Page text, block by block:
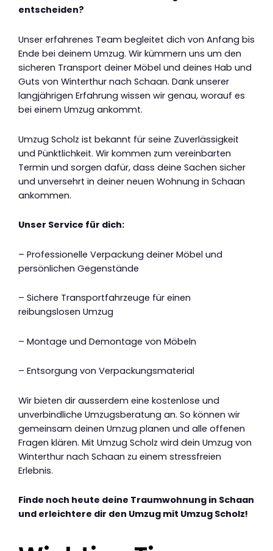
entscheiden?
Unser erfahrenes Team begleitet dich von Anfang bis
Ende bei deinem Umzug. Wir kümmern uns um den
sicheren Transport deiner Möbel und deines Hab und
Guts von Winterthur nach Schaan. Dank unserer
langjährigen Erfahrung wissen wir genau, worauf es
bei einem Umzug ankommt.
Umzug Scholz ist bekannt für seine Zuverlässigkeit
und Pünktlichkeit. Wir kommen zum vereinbarten
Termin und sorgen dafür, dass deine Sachen sicher
und unversehrt in deiner neuen Wohnung in Schaan
ankommen.
Unser Service für dich:
– Professionelle Verpackung deiner Möbel und
persönlichen Gegenstände
– Sichere Transportfahrzeuge für einen
reibungslosen Umzug
– Montage und Demontage von Möbeln
– Entsorgung von Verpackungsmaterial
Wir bieten dir ausserdem eine kostenlose und
unverbindliche Umzugsberatung an. So können wir
gemeinsam deinen Umzug planen und alle offenen
Fragen klären. Mit Umzug Scholz wird dein Umzug von
Winterthur nach Schaan zu einem stressfreien
Erlebnis.
Finde noch heute deine Traumwohnung in Schaan
und erleichtere dir den Umzug mit Umzug Scholz!